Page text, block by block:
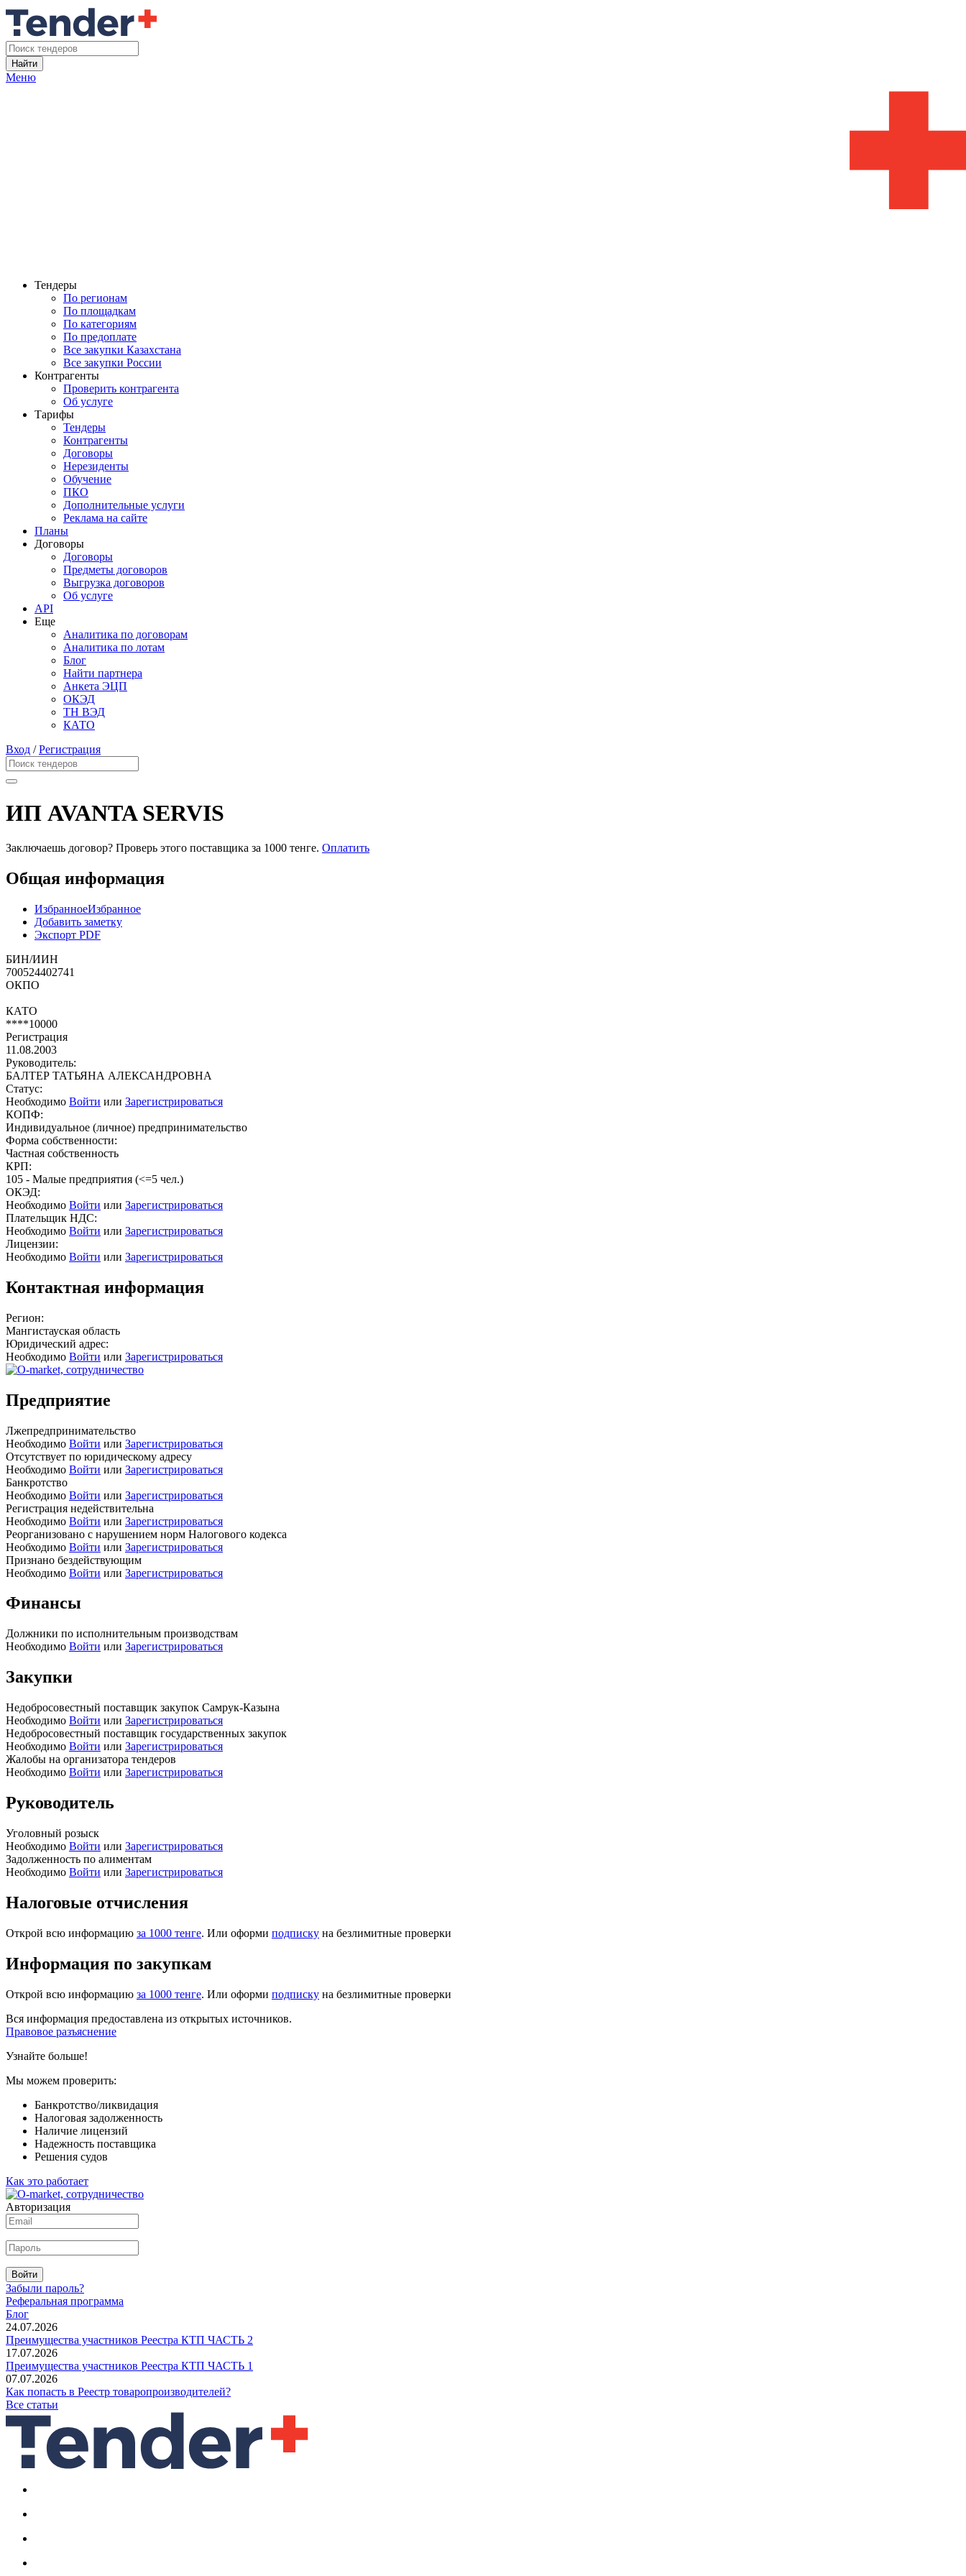
Найти
Меню
Тендеры
По регионам
По площадкам
По категориям
По предоплате
Все закупки Казахстана
Все закупки России
Контрагенты
Проверить контрагента
Об услуге
Тарифы
Тендеры
Контрагенты
Договоры
Нерезиденты
Обучение
ПКО
Дополнительные услуги
Реклама на сайте
Планы
Договоры
Договоры
Предметы договоров
Выгрузка договоров
Об услуге
API
Еще
Аналитика по договорам
Аналитика по лотам
Блог
Найти партнера
Анкета ЭЦП
ОКЭД
ТН ВЭД
КАТО
Вход /Регистрация
ИП AVANTA SERVIS
Заключаешь договор? Проверь этого поставщика за 1000 тенге. Оплатить
Общая информация
ИзбранноеИзбранное
Добавить заметку
Экспорт PDF
БИН/ИИН
700524402741
ОКПО
КАТО
****10000
Регистрация
11.08.2003
Руководитель:
БАЛТЕР ТАТЬЯНА АЛЕКСАНДРОВНА
Статус:
Необходимо Войти или Зарегистрироваться
КОПФ:
Индивидуальное (личное) предпринимательство
Форма собственности:
Частная собственность
КРП:
105 - Малые предприятия (<=5 чел.)
ОКЭД:
Необходимо Войти или Зарегистрироваться
Плательщик НДС:
Необходимо Войти или Зарегистрироваться
Лицензии:
Необходимо Войти или Зарегистрироваться
Контактная информация
Регион:
Мангистауская область
Юридический адрес:
Необходимо Войти или Зарегистрироваться
Предприятие
Лжепредпринимательство
Необходимо Войти или Зарегистрироваться
Отсутствует по юридическому адресу
Необходимо Войти или Зарегистрироваться
Банкротство
Необходимо Войти или Зарегистрироваться
Регистрация недействительна
Необходимо Войти или Зарегистрироваться
Реорганизовано с нарушением норм Налогового кодекса
Необходимо Войти или Зарегистрироваться
Признано бездействующим
Необходимо Войти или Зарегистрироваться
Финансы
Должники по исполнительным производствам
Необходимо Войти или Зарегистрироваться
Закупки
Недобросовестный поставщик закупок Самрук-Казына
Необходимо Войти или Зарегистрироваться
Недобросовестный поставщик государственных закупок
Необходимо Войти или Зарегистрироваться
Жалобы на организатора тендеров
Необходимо Войти или Зарегистрироваться
Руководитель
Уголовный розыск
Необходимо Войти или Зарегистрироваться
Задолженность по алиментам
Необходимо Войти или Зарегистрироваться
Налоговые отчисления
Открой всю информацию за 1000 тенге. Или оформи подписку на безлимитные проверки
Информация по закупкам
Открой всю информацию за 1000 тенге. Или оформи подписку на безлимитные проверки
Вся информация предоставлена из открытых источников.
Правовое разъяснение
Узнайте больше!
Мы можем проверить:
Банкротство/ликвидация
Налоговая задолженность
Наличие лицензий
Надежность поставщика
Решения судов
Как это работает
Авторизация
Войти
Забыли пароль?
Реферальная программа
Блог
24.07.2026
Преимущества участников Реестра КТП ЧАСТЬ 2
17.07.2026
Преимущества участников Реестра КТП ЧАСТЬ 1
07.07.2026
Как попасть в Реестр товаропроизводителей?
Все статьи